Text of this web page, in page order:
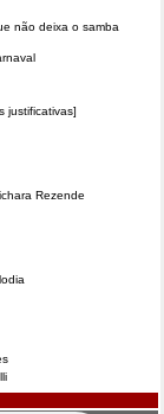
não deixa o samba
justificativas]
Rezende